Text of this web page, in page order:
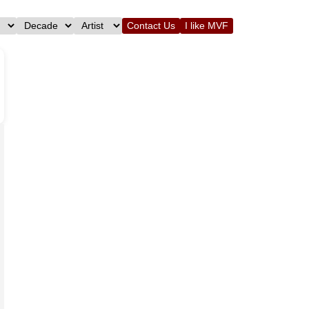
Contact Us I like MVF